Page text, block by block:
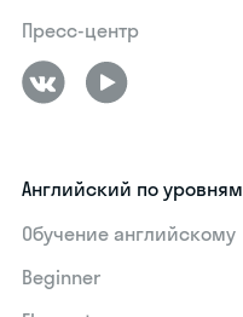
Пресс-центр
Английский по уровням
Обучение английскому
Beginner